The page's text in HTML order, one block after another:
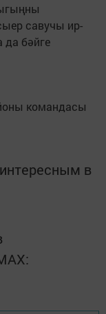
савучы ир-
да бәйге
командасы
в